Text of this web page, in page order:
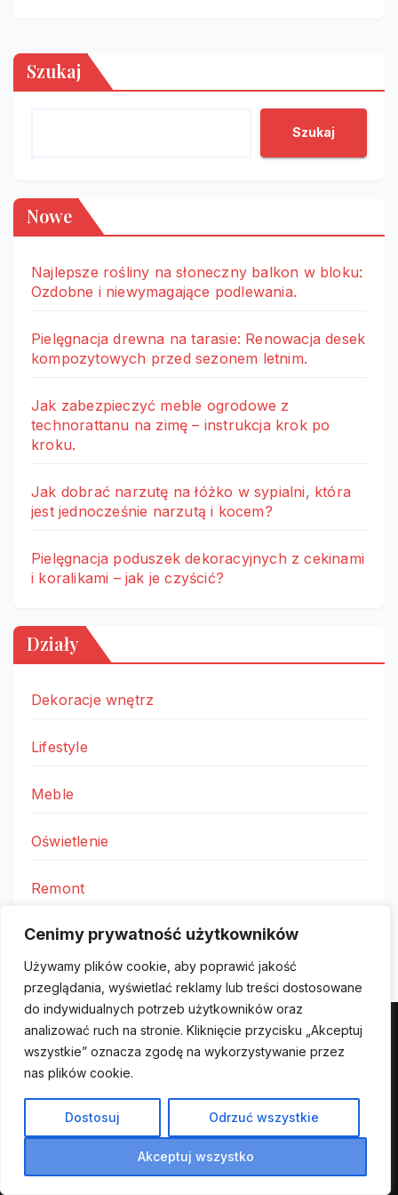
Cenimy prywatność użytkowników
Używamy plików cookie, aby poprawić jakość
przeglądania, wyświetlać reklamy lub treści dostosowane
do indywidualnych potrzeb użytkowników oraz
analizować ruch na stronie. Kliknięcie przycisku „Akceptuj
wszystkie” oznacza zgodę na wykorzystywanie przez
nas plików cookie.
Dostosuj Odrzuć wszystkie
Akceptuj wszystko
Szukaj
Szukaj
Nowe
Najlepsze rośliny na słoneczny balkon w bloku:
Ozdobne i niewymagające podlewania.
Pielęgnacja drewna na tarasie: Renowacja desek
kompozytowych przed sezonem letnim.
Jak zabezpieczyć meble ogrodowe z
technorattanu na zimę – instrukcja krok po
kroku.
Jak dobrać narzutę na łóżko w sypialni, która
jest jednocześnie narzutą i kocem?
Pielęgnacja poduszek dekoracyjnych z cekinami
i koralikami – jak je czyścić?
Działy
Dekoracje wnętrz
Lifestyle
Meble
Oświetlenie
Remont
Polityka prywatności
Dom Deco